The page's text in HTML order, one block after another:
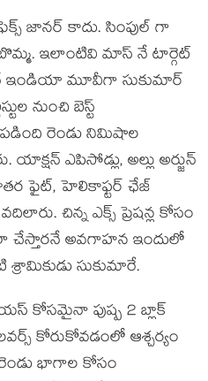
జానర్ కాదు. సింపుల్ గా
ఇలాంటివి మాస్ నే టార్గెట్
ఇండియా మూవీగా సుకుమార్
నుంచి బెస్ట్
రెండు నిమిషాల
ఎపిసోడ్లు, అల్లు అర్జున్
జాతర ఫైట్, హెలికాఫ్టర్ ఛేజ్
చిన్న ఎక్స్ ప్రెషన్ల కోసం
చేస్తారనే అవగాహన ఇందులో
సుకుమారే.
కోసమైనా పుష్ప 2 బ్లాక్
కోరుకోవడంలో ఆశ్చర్యం
భాగాల కోసం